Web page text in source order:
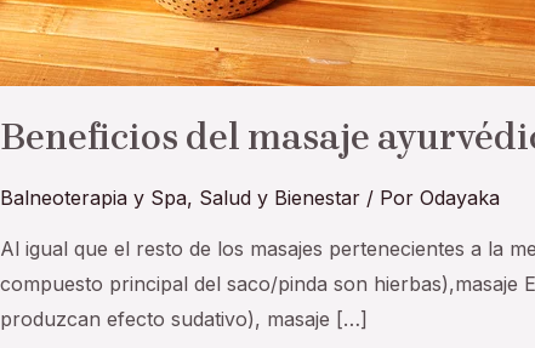
Beneficios del masaje
Balneoterapia y Spa, Salud y Bienestar / Por Odayaka
Al igual que el resto de los masajes pertenecientes a la
compuesto principal del saco/pinda son hierbas),masaje
produzcan efecto sudativo), masaje […]